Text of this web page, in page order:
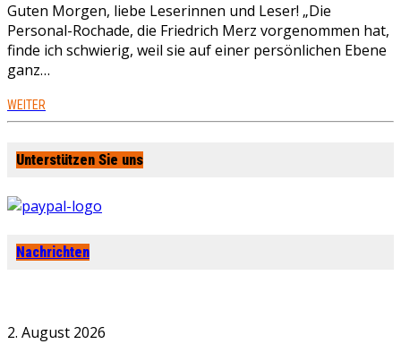
Guten Morgen, liebe Leserinnen und Leser! „Die
Personal-Rochade, die Friedrich Merz vorgenommen hat,
finde ich schwierig, weil sie auf einer persönlichen Ebene
ganz…
WEITER
Unterstützen Sie uns
Nachrichten
2. August 2026